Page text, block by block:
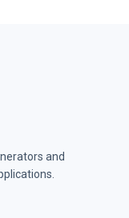
and